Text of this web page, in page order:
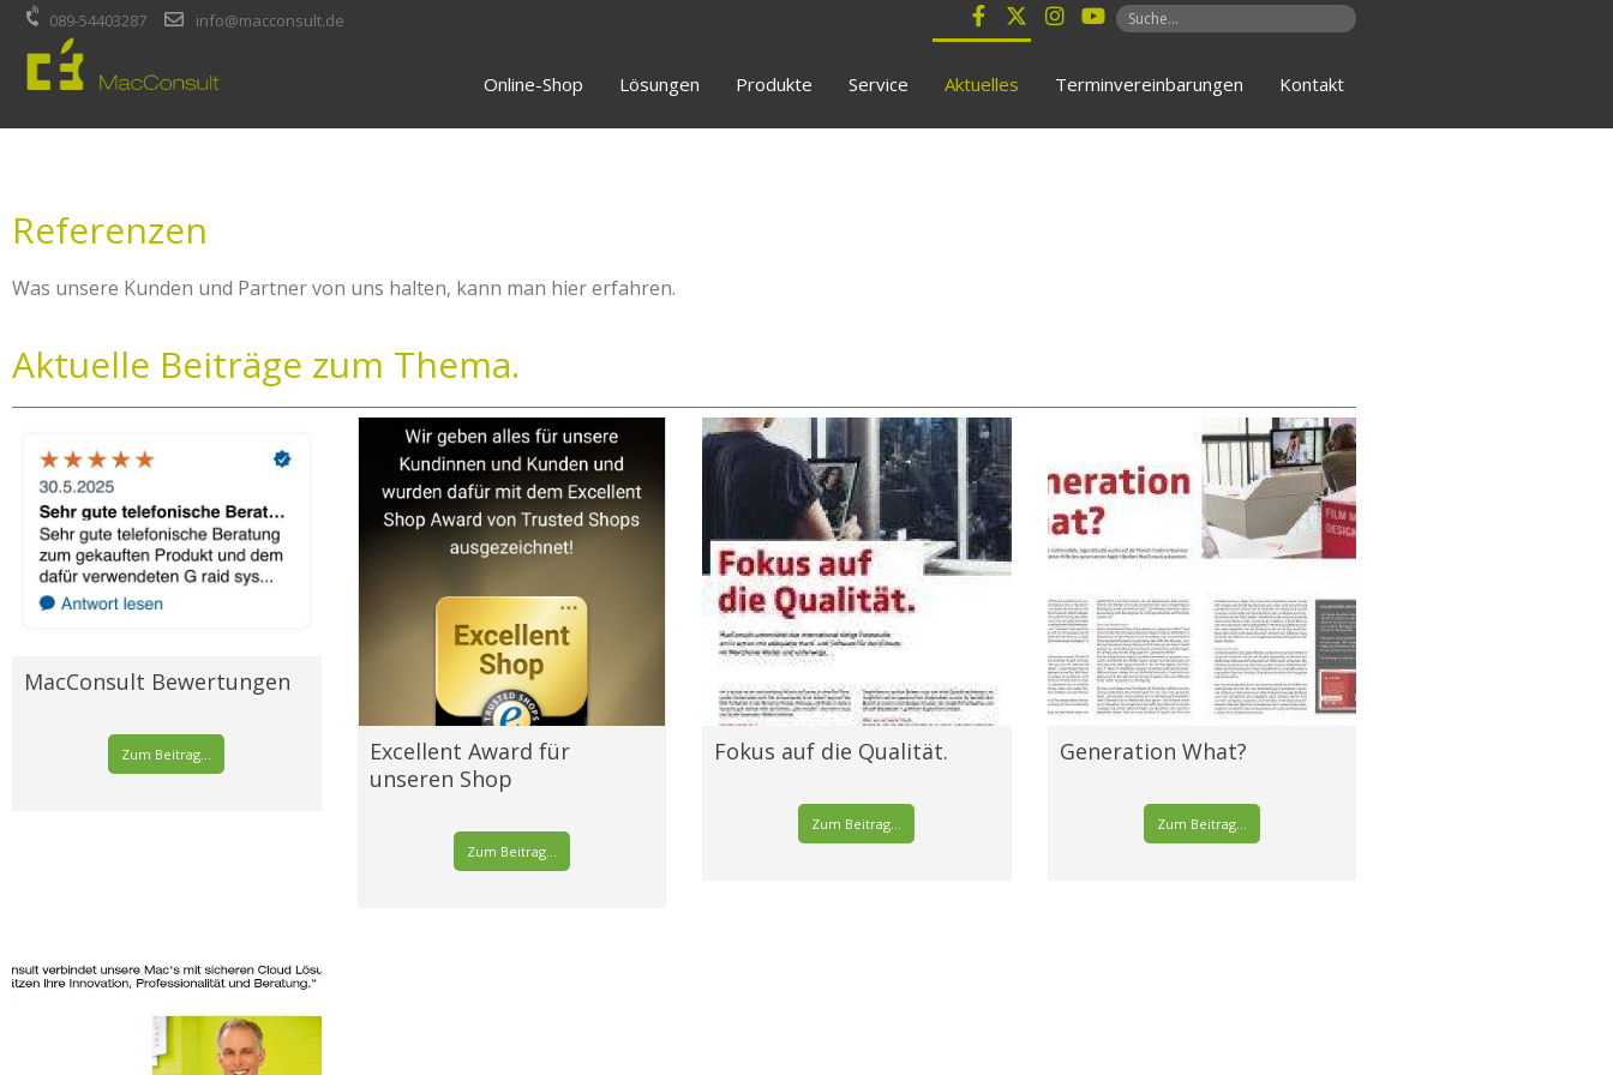
springen089-54403287 info@macconsult.de
Online-Shop Lösungen Produkte Service Aktuelles Terminvereinbarungen Kontakt
Referenzen
Was unsere Kunden und Partner von uns halten, kann man hier erfahren.
Aktuelle Beiträge zum Thema.
MacConsult Bewertungen
Zum Beitrag...
Excellent Award für
unseren Shop
Zum Beitrag...
Fokus auf die Qualität.
Zum Beitrag...
Generation What?
Zum Beitrag...